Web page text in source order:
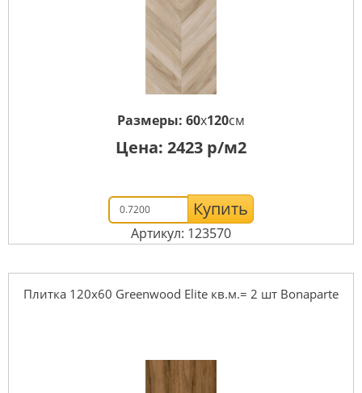
Размеры: 60x120см
Цена: 2423 р/м2
Купить
Артикул: 123570
Плитка 120x60 Greenwood Elite кв.м.= 2 шт Bonaparte